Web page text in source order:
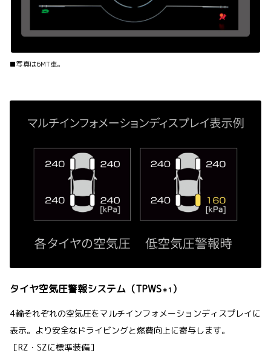
■写真は6MT車。
タイヤ空気圧警報システム（TPWS＊1 ）
4輪それぞれの空気圧をマルチインフォメーションディスプレイに
表示。より安全なドライビングと燃費向上に寄与します。
［RZ・SZに標準装備］